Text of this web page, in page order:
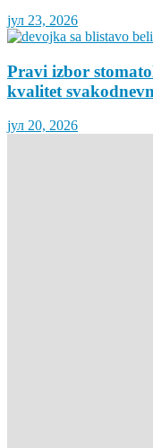
јул 23, 2026
Pravi izbor
kvalitet
јул 20, 2026